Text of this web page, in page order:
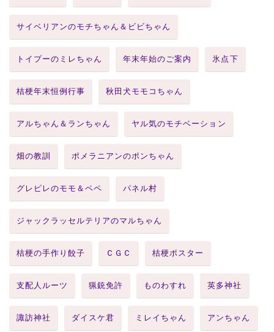
サイベリアンのモチちゃん＆ビビちゃん
トイプーのミレちゃん 年末年始のご案内 氷点下
桔梗年末恒例行事 秋田犬モモコちゃん
アルちゃん＆ランちゃん ヤル気のモチベーション
畑の教訓 ポメラニアンのポンちゃん
グレピレのモモ＆ペペ パネル村
ジャックラッセルテリアのマルちゃん
桔梗の手作り餃子 ＣＧＣ 桔梗ポスター
支配人ルーツ 猟銃免許 ものわすれ 英多神社
諏訪神社 ダイスケ君 ミレイちゃん アンちゃん